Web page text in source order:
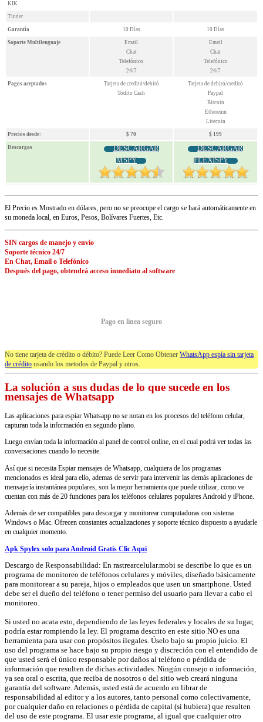
KIK
Tinder
Garantía 10 Días 10 Días
Soporte Multilenguaje
Email
Chat
Telefónico
24/7
Email
Chat
Telefónico
24/7
Pagos aceptados
Tarjeta de creditó/debitó
Todito Cash
Tarjeta de debitó/creditó
Paypal
Bitcoin
Ethereum
Litecoin
Precios desde: $ 70 $ 199
Descargas
DESCARGAR
MSPY
DESCARGAR
FLEXISPY
El Precio es Mostrado en dólares, pero no se preocupe el cargo se hará automáticamente en
su moneda local, en Euros, Pesos, Bolívares Fuertes, Etc.
SIN cargos de manejo y envío
Soporte técnico 24/7
En Chat, Email o Telefónico
Después del pago, obtendrá acceso inmediato al software
Pago en línea seguro
No tiene tarjeta de crédito o débito? Puede Leer Como Obtener WhatsApp espía sin tarjeta
de crédito usando los metodos de Paypal y otros.
La solución a sus dudas de lo que sucede en los
mensajes de Whatsapp
Las aplicaciones para espiar Whatsapp no se notan en los procesos del teléfono celular,
capturan toda la información en segundo plano.
Luego envían toda la información al panel de control online, en el cual podrá ver todas las
conversaciones cuando lo necesite.
Así que si necesita Espiar mensajes de Whatsapp, cualquiera de los programas
mencionados es ideal para ello, ademas de servir para intervenir las demás aplicaciones de
mensajería instantánea populares, son la mejor herramienta que puede utilizar, como ve
cuentan con más de 20 funciones para los teléfonos celulares populares Android y iPhone.
Además de ser compatibles para descargar y monitorear computadoras con sistema
Windows o Mac. Ofrecen constantes actualizaciones y soporte técnico dispuesto a ayudarle
en cualquier momento.
Apk Spylex solo para Android Gratis Clic Aqui
Descargo de Responsabilidad: En rastrearcelular.mobi se describe lo que es un
programa de monitoreo de teléfonos celulares y móviles, diseñado básicamente
para monitorear a su pareja, hijos o empleados que usen un smartphone. Usted
debe ser el dueño del teléfono o tener permiso del usuario para llevar a cabo el
monitoreo.
Si usted no acata esto, dependiendo de las leyes federales y locales de su lugar,
podría estar rompiendo la ley. El programa descrito en este sitio NO es una
herramienta para usar con propósitos ilegales. Úselo bajo su propio juicio. El
uso del programa se hace bajo su propio riesgo y discreción con el entendido de
que usted será el único responsable por daños al teléfono o pérdida de
información que resulten de dichas actividades. Ningún consejo o información,
ya sea oral o escrita, que reciba de nosotros o del sitio web creará ninguna
garantía del software. Además, usted está de acuerdo en librar de
responsabilidad al editor y a los autores, tanto personal como colectivamente,
por cualquier daño en relaciones o pérdida de capital (si hubiera) que resulten
del uso de este programa. El usar este programa, al igual que cualquier otro